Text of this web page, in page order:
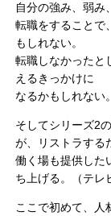
自分の強み、弱み
転職をすることで
もしれない。
転職しなかったと
えるきっかけに
なるかもしれない。
そしてシリーズ2
が、リストラする
働く場も提供した
ち上げる。（テレ
ここで初めて、人